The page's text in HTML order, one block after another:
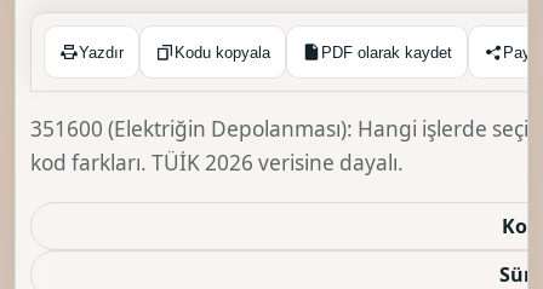
Yazdır Kodu kopyala PDF olarak kaydet
Kopyalandı ✓
351600 (Elektriğin Depolanması): Hangi işlerde
kod farkları. TÜİK 2026 verisine dayalı.